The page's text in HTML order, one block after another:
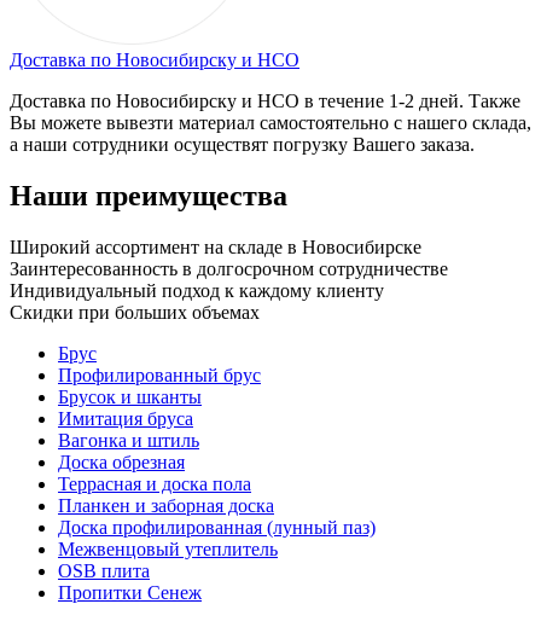
Доставка по Новосибирску и НСО
Доставка по Новосибирску и НСО в течение 1-2 дней. Также
Вы можете вывезти материал самостоятельно с нашего склада,
а наши сотрудники осуществят погрузку Вашего заказа.
Наши преимущества
Широкий ассортимент на складе в Новосибирске
Заинтересованность в долгосрочном сотрудничестве
Индивидуальный подход к каждому клиенту
Скидки при больших объемах
Брус
Профилированный брус
Брусок и шканты
Имитация бруса
Вагонка и штиль
Доска обрезная
Террасная и доска пола
Планкен и заборная доска
Доска профилированная (лунный паз)
Межвенцовый утеплитель
OSB плита
Пропитки Сенеж